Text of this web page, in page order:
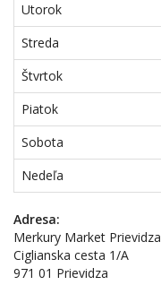
Utorok
Streda
Štvrtok
Piatok
Sobota
Nedeľa
Adresa:
Merkury Market Prievidza
Ciglianska cesta 1/A
971 01 Prievidza